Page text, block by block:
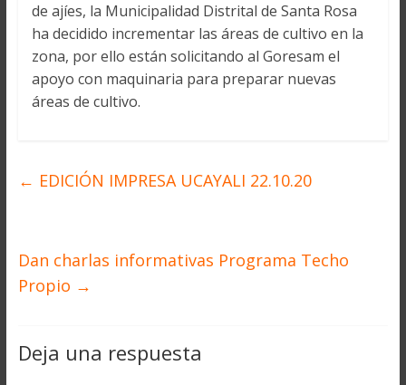
de ajíes, la Municipalidad Distrital de Santa Rosa
ha decidido incrementar las áreas de cultivo en la
zona, por ello están solicitando al Goresam el
apoyo con maquinaria para preparar nuevas
áreas de cultivo.
← EDICIÓN IMPRESA UCAYALI 22.10.20
Dan charlas informativas Programa Techo
Propio →
Deja una respuesta